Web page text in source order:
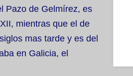
Pazo de Gelmírez, es
mientras que el de
mas tarde y es del
en Galicia, el